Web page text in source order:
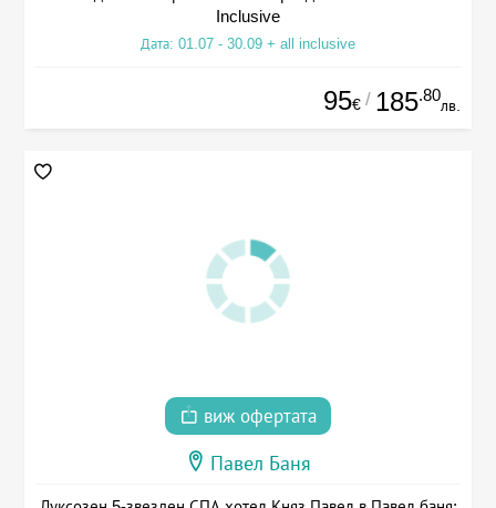
Inclusive
Дата: 01.07 - 30.09 + all inclusive
95€ / 185.80
лв.
виж офертата
Павел Баня